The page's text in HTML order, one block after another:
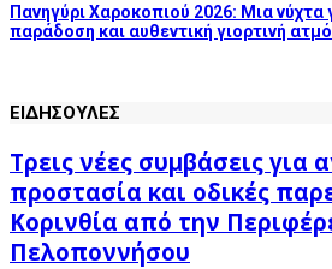
Πανηγύρι Χαροκοπιού 2026: Μια νύχτα
παράδοση και αυθεντική γιορτινή
ΕΙΔΗΣΟΥΛΕΣ
Τρεις νέες συμβάσεις για
προστασία και οδικές
Κορινθία από την
Πελοποννήσου